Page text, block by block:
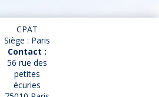
CPAT
Siège : Paris
Contact :
56 rue des
petites
écuries